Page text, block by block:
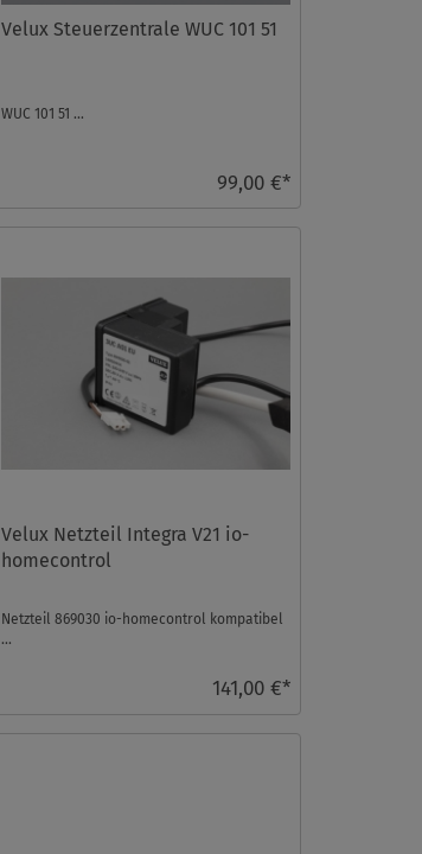
Velux Steuerzentrale WUC 101 51
WUC 101 51 ...
99,00 €*
Velux Netzteil Integra V21 io-
homecontrol
Netzteil 869030 io-homecontrol kompatibel
...
141,00 €*